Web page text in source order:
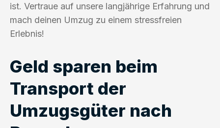
ist. Vertraue auf unsere langjährige Erfahrung und
mach deinen Umzug zu einem stressfreien
Erlebnis!
Geld sparen beim
Transport der
Umzugsgüter nach